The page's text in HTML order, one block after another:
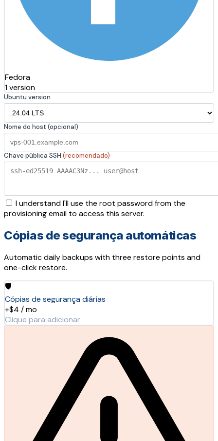
Fedora
1 version
Ubuntu version
Nome do host (opcional)
Chave pública SSH (recomendado)
I understand I'll use the root password from the
provisioning email to access this server.
Cópias de segurança automáticas
Automatic daily backups with three restore points and
one-click restore.
🛡️
Cópias de segurança diárias
+$4 / mo
Clique para adicionar